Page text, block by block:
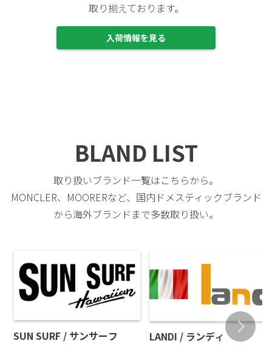
取り揃えております。
入荷情報を見る
BLAND LIST
取り扱いブランド一覧はこちらから。
MONCLER、MOORERなど、国内ドメスティックブランド
から海外ブランドまで多数取り扱い。
SUN SURF / サンサーフ LANDI / ランディ